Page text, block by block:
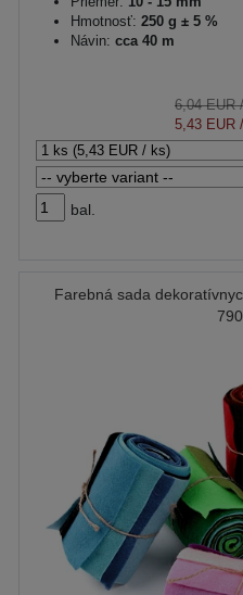
Hmotnosť: 250 g ± 5 %
Návin: cca 40 m
6,04 EUR/
5,43 EUR
bal.
Farebná sada